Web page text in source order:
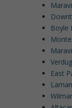
Boyle
East
Wilmar